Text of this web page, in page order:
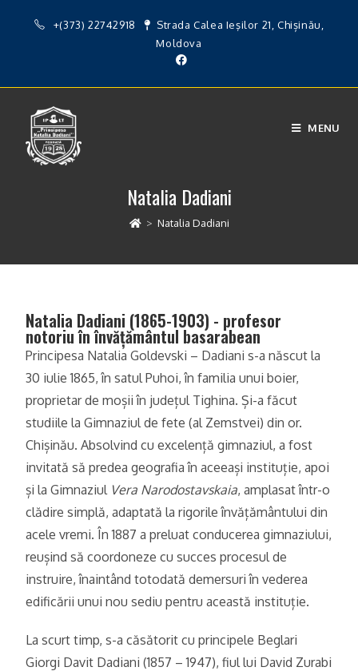
+(373) 22742918
Strada Calea Ieşilor 21, Chișinău,
Moldova
MENU
Natalia Dadiani
> Natalia Dadiani
Natalia Dadiani (1865-1903) - profesor
notoriu în învățământul basarabean
Principesa Natalia Goldevski – Dadiani s-a născut la
30 iulie 1865, în satul Puhoi, în familia unui boier,
proprietar de moșii în județul Tighina. Și-a făcut
studiile la Gimnaziul de fete (al Zemstvei) din or.
Chișinău. Absolvind cu excelență gimnaziul, a fost
invitată să predea geografia în aceeași instituție, apoi
și la Gimnaziul Vera Narodostavskaia, amplasat într-o
clădire simplă, adaptată la rigorile învățământului din
acele vremi. În 1887 a preluat conducerea gimnaziului,
reușind să coordoneze cu succes procesul de
instruire, înaintând totodată demersuri în vederea
edificării unui nou sediu pentru această instituție.
La scurt timp, s-a căsătorit cu principele Beglari
Giorgi Davit Dadiani (1857 – 1947), fiul lui David Zurabi